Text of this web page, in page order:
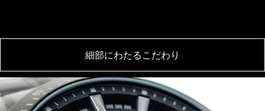
細部にわたるこだわり